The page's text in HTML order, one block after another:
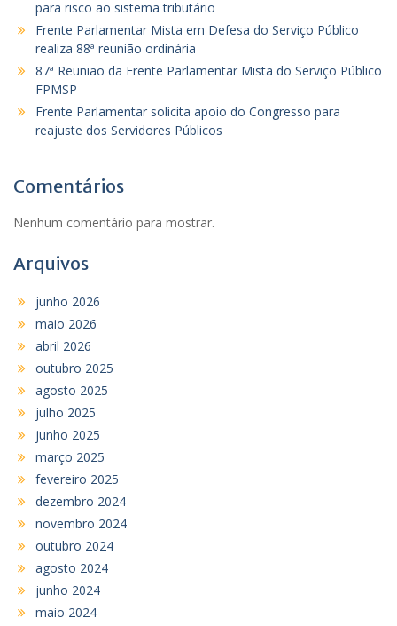
para risco ao sistema tributário
Frente Parlamentar Mista em Defesa do Serviço Público
realiza 88ª reunião ordinária
87ª Reunião da Frente Parlamentar Mista do Serviço Público
FPMSP
Frente Parlamentar solicita apoio do Congresso para
reajuste dos Servidores Públicos
Comentários
Nenhum comentário para mostrar.
Arquivos
junho 2026
maio 2026
abril 2026
outubro 2025
agosto 2025
julho 2025
junho 2025
março 2025
fevereiro 2025
dezembro 2024
novembro 2024
outubro 2024
agosto 2024
junho 2024
maio 2024